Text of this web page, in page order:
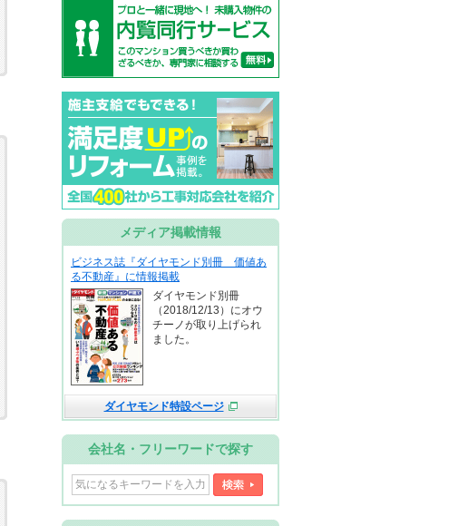
メディア掲載情報
ビジネス誌『ダイヤモンド別冊 価値あ
る不動産』に情報掲載
ダイヤモンド別冊
（2018/12/13）にオウ
チーノが取り上げられ
ました。
ダイヤモンド特設ページ
会社名・フリーワードで探す